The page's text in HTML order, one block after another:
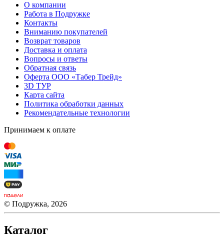
О компании
Работа в Подружке
Контакты
Вниманию покупателей
Возврат товаров
Доставка и оплата
Вопросы и ответы
Обратная связь
Оферта ООО «Табер Трейд»
3D ТУР
Карта сайта
Политика обработки данных
Рекомендательные технологии
Принимаем к оплате
© Подружка, 2026
Каталог